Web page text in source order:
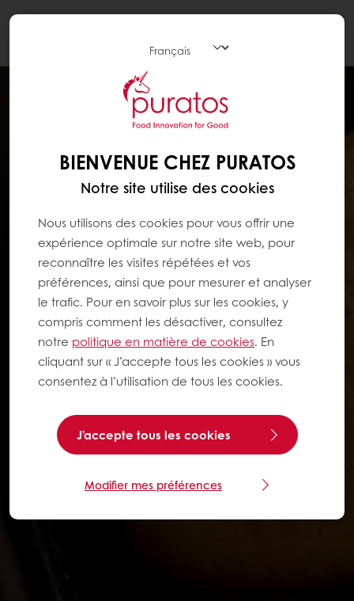
BIENVENUE CHEZ PURATOS
Notre site utilise des cookies
Nous utilisons des cookies pour vous offrir une
expérience optimale sur notre site web, pour
reconnaître les visites répétées et vos
préférences, ainsi que pour mesurer et analyser
le trafic. Pour en savoir plus sur les cookies, y
compris comment les désactiver, consultez
notre politique en matière de cookies. En
cliquant sur « J’accepte tous les cookies » vous
consentez à l’utilisation de tous les cookies.
J'accepte tous les cookies
Modifier mes préférences